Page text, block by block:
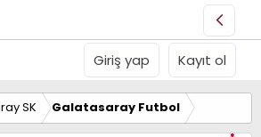
Giriş yap Kayıt ol
SK Galatasaray Futbol